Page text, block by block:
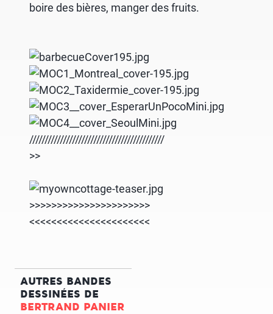
boire des bières, manger des fruits.
////////////////////////////////////////////
>>
>>>>>>>>>>>>>>>>>>>>>>
<<<<<<<<<<<<<<<<<<<<<<
AUTRES BANDES
DESSINÉES DE
BERTRAND PANIER